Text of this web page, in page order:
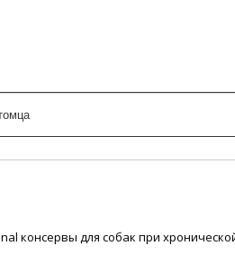
консервы для собак при